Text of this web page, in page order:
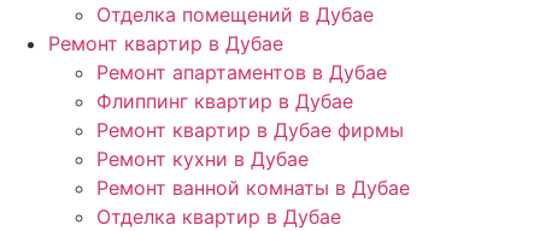
Отделка помещений в Дубае
Ремонт квартир в Дубае
Ремонт апартаментов в Дубае
Флиппинг квартир в Дубае
Ремонт квартир в Дубае фирмы
Ремонт кухни в Дубае
Ремонт ванной комнаты в Дубае
Отделка квартир в Дубае